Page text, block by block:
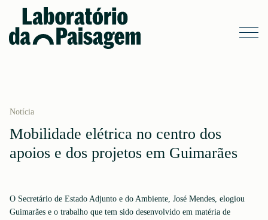
Notícia
Mobilidade elétrica no centro dos
apoios e dos projetos em Guimarães
O Secretário de Estado Adjunto e do Ambiente, José Mendes, elogiou
Guimarães e o trabalho que tem sido desenvolvido em matéria de